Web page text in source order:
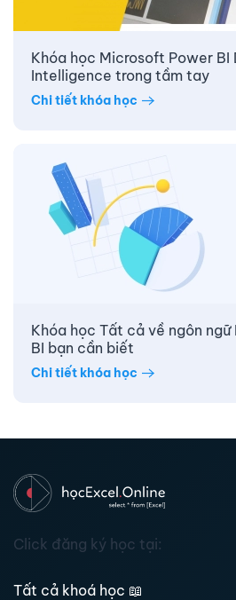
Khóa học Microsoft Power BI
Intelligence trong tầm tay
Chi tiết khóa học
Khóa học Tất cả về ngôn
BI bạn cần biết
Chi tiết khóa học
Click đăng ký học tại:
Tất cả khoá học 📖